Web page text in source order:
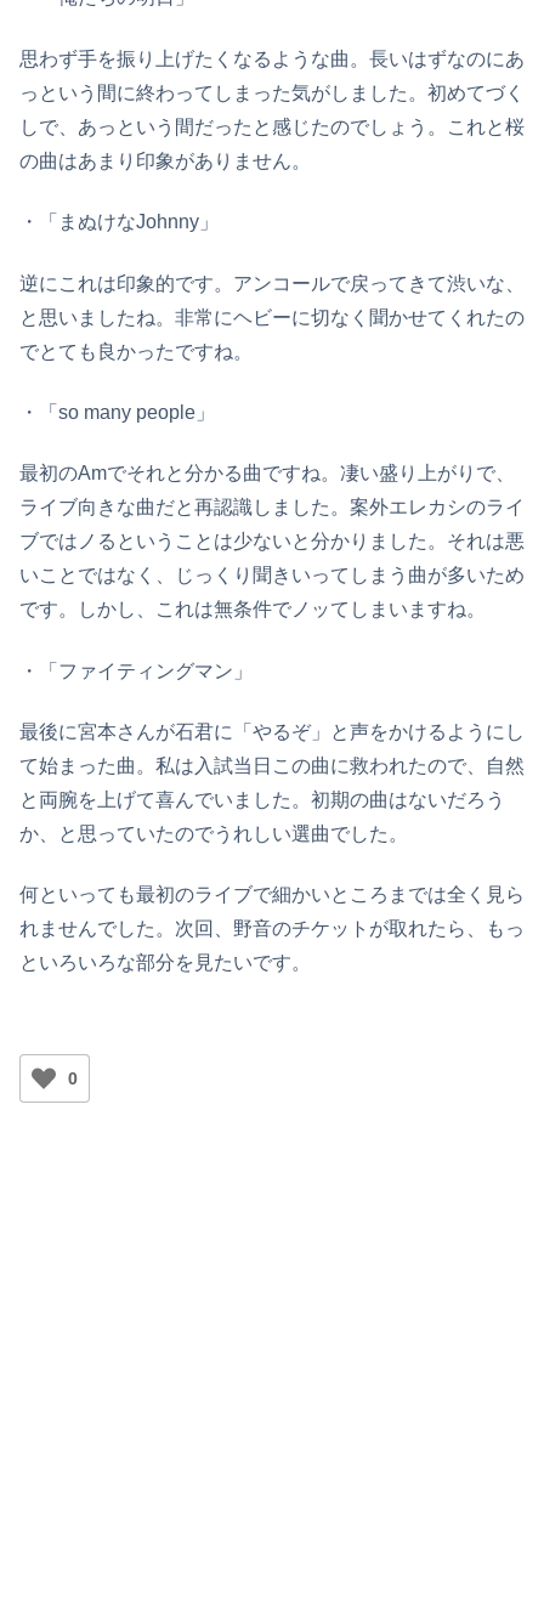
思わず手を振り上げたくなるような曲。長いはずなのにあ
っという間に終わってしまった気がしました。初めてづく
しで、あっという間だったと感じたのでしょう。これと桜
の曲はあまり印象がありません。
・「まぬけなJohnny」
逆にこれは印象的です。アンコールで戻ってきて渋いな、
と思いましたね。非常にヘビーに切なく聞かせてくれたの
でとても良かったですね。
・「so many people」
最初のAmでそれと分かる曲ですね。凄い盛り上がりで、
ライブ向きな曲だと再認識しました。案外エレカシのライ
ブではノるということは少ないと分かりました。それは悪
いことではなく、じっくり聞きいってしまう曲が多いため
です。しかし、これは無条件でノッてしまいますね。
・「ファイティングマン」
最後に宮本さんが石君に「やるぞ」と声をかけるようにし
て始まった曲。私は入試当日この曲に救われたので、自然
と両腕を上げて喜んでいました。初期の曲はないだろう
か、と思っていたのでうれしい選曲でした。
何といっても最初のライブで細かいところまでは全く見ら
れませんでした。次回、野音のチケットが取れたら、もっ
といろいろな部分を見たいです。
0